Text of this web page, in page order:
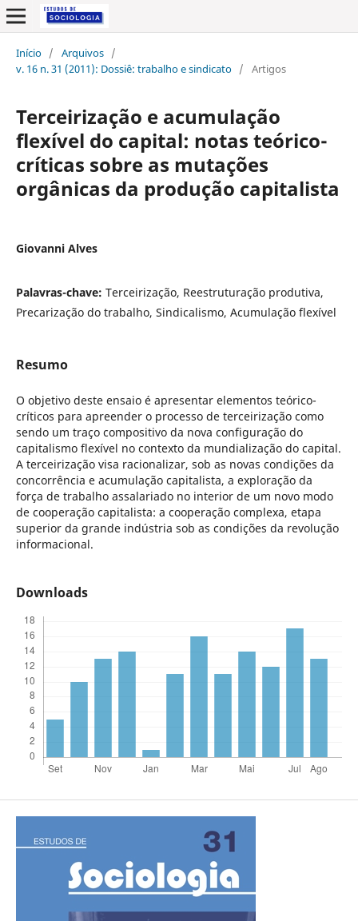
Início / Arquivos /
v. 16 n. 31 (2011): Dossiê: trabalho e sindicato / Artigos
Terceirização e acumulação
flexível do capital: notas teórico-
críticas sobre as mutações
orgânicas da produção capitalista
Giovanni Alves
Palavras-chave: Terceirização, Reestruturação produtiva,
Precarização do trabalho, Sindicalismo, Acumulação flexível
Resumo
O objetivo deste ensaio é apresentar elementos teórico-
críticos para apreender o processo de terceirização como
sendo um traço compositivo da nova configuração do
capitalismo flexível no contexto da mundialização do capital.
A terceirização visa racionalizar, sob as novas condições da
concorrência e acumulação capitalista, a exploração da
força de trabalho assalariado no interior de um novo modo
de cooperação capitalista: a cooperação complexa, etapa
superior da grande indústria sob as condições da revolução
informacional.
Downloads